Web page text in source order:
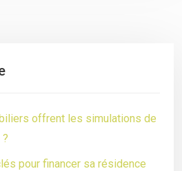
offrent les simulations de
pour financer sa résidence